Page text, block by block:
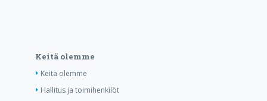
Keitä olemme
Keitä olemme
Hallitus ja toimihenkilöt